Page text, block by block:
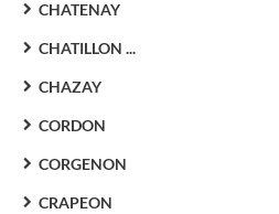
CHATENAY
CHATILLON ...
CHAZAY
CORDON
CORGENON
CRAPEON